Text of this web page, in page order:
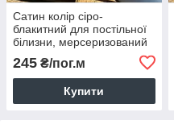
Сатин колір сіро-
блакитний для постільної
білизни, мерсеризований
(ТУРЦІЯ шир. 2,4 м) (SAT-
FR-0049)
245 ₴/пог.м
Купити